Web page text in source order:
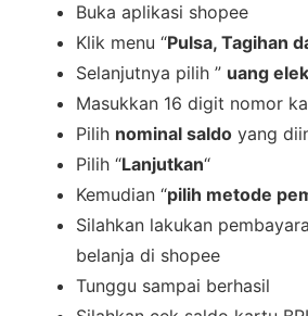
Buka aplikasi shopee
Klik menu “Pulsa, Tagihan
Selanjutnya pilih ” uang
Masukkan 16 digit nomor
Pilih nominal saldo yang
Pilih “Lanjutkan“
Kemudian “pilih metode
Silahkan lakukan
belanja di shopee
Tunggu sampai berhasil